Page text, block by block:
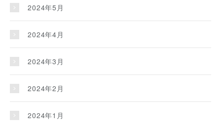
2024年5月
2024年4月
2024年3月
2024年2月
2024年1月